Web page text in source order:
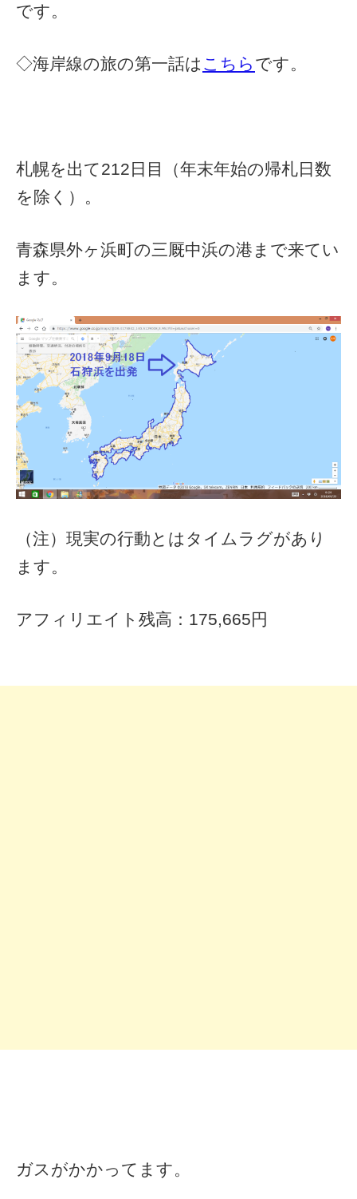
です。
◇海岸線の旅の第一話は こちら です。
札幌を出て212日目（年末年始の帰札日数
を除く）。
青森県外ヶ浜町の三厩中浜の港まで来てい
ます。
（注）現実の行動とはタイムラグがあり
ます。
アフィリエイト残高：175,665円
ガスがかかってます。